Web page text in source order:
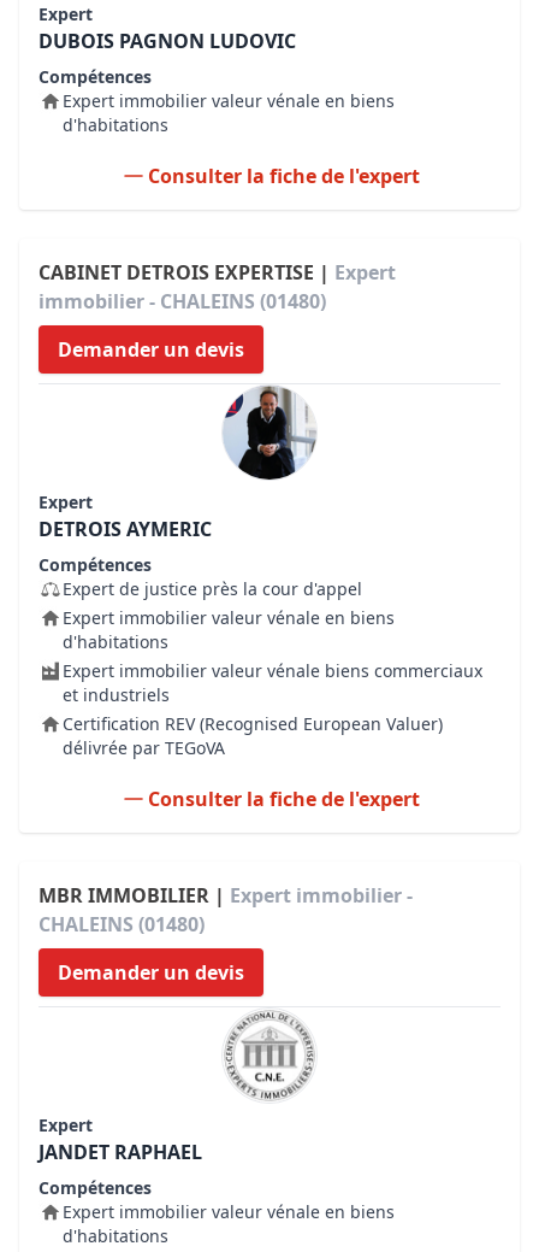
Expert
DUBOIS PAGNON LUDOVIC
Compétences
Expert immobilier valeur vénale en biens
d'habitations
Consulter la fiche de l'expert
CABINET DETROIS EXPERTISE | Expert
immobilier - CHALEINS (01480)
Demander un devis
Expert
DETROIS AYMERIC
Compétences
Expert de justice près la cour d'appel
Expert immobilier valeur vénale en biens
d'habitations
Expert immobilier valeur vénale biens commerciaux
et industriels
Certification REV (Recognised European Valuer)
délivrée par TEGoVA
Consulter la fiche de l'expert
MBR IMMOBILIER | Expert immobilier -
CHALEINS (01480)
Demander un devis
Expert
JANDET RAPHAEL
Compétences
Expert immobilier valeur vénale en biens
d'habitations